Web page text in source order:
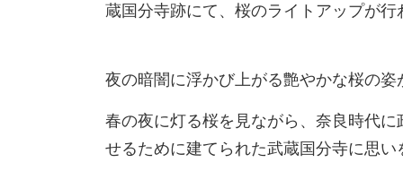
蔵国分寺跡にて、桜のライトアップが行
夜の暗闇に浮かび上がる艶やかな桜の
春の夜に灯る桜を見ながら、奈良時代
せるために建てられた武蔵国分寺に思